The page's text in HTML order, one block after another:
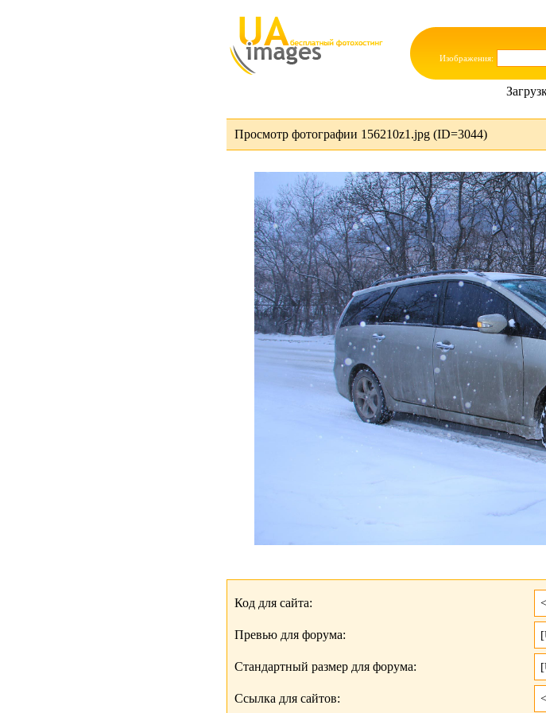
Изображения:
Просмотр фотографии 156210z1.jpg (ID=3044)
Код для сайта:
Превью для форума:
Стандартный размер для форума:
Ссылка для сайтов: